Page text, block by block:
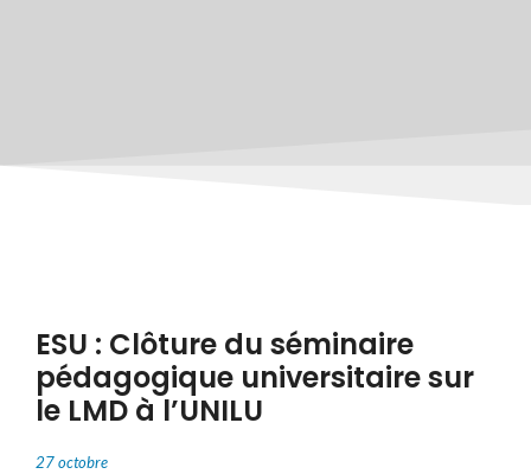
ESU : Clôture du séminaire
pédagogique universitaire sur
le LMD à l’UNILU
27 octobre